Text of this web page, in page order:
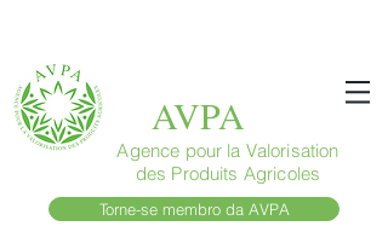
AVPA
Agence pour la Valorisation
des Produits Agricoles
Torne-se membro da AVPA